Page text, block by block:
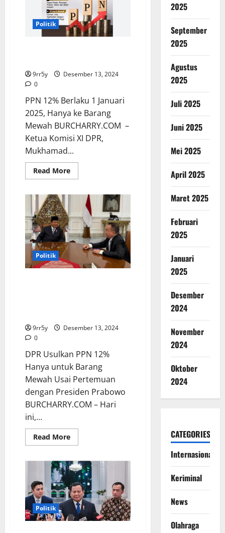
Politik
9rr5y
Desember 13, 2024
0
PPN 12% Berlaku 1 Januari
2025, Hanya ke Barang
Mewah BURCHARRY.COM –
Ketua Komisi XI DPR,
Mukhamad...
Read MoreRead
more
Berlaku
Januari
2025,
Hanya
ke
Barang
Mewah
Politik
9rr5y
Desember 13, 2024
0
DPR Usulkan PPN 12%
Hanya untuk Barang
Mewah Usai Pertemuan
dengan Presiden Prabowo
BURCHARRY.COM – Hari
ini,...
Read MoreRead
more
Usulkan
PPN
12%
Hanya
untuk
Barang
Mewah
Usai
Pertemuan
Politik
2025
September
2025
Agustus
2025
Juli 2025
Juni 2025
Mei 2025
April 2025
Maret 2025
Februari
2025
Januari
2025
Desember
2024
November
2024
Oktober
2024
CATEGORIES
Internasional
Keriminal
News
Olahraga